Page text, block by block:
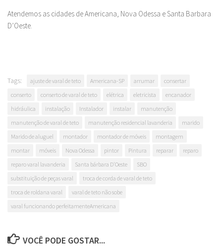
Atendemos as cidades de Americana, Nova Odessa e Santa Barbara
D’Oeste.
Tags: ajuste de varal de teto Americana-SP arrumar
consertar
conserto
conserto de varal de teto elétrica eletricista
encanador
hidráulica
instalação Instalador instalar
manutenção
manutenção de varal de teto
manutenção residencial lavanderia
marido
Marido de aluguel
montador montador de móveis
montagem
montar
móveis Nova Odessa pintor Pintura reparar
reparo
reparo varal lavanderia
Santa bárbara D'Oeste
SBO
substituição de peças varal
troca de corda de varal de teto
troca de roldana varal
varal de teto não sobe
varal funcionando perfeitamenteAmericana
VOCÊ PODE GOSTAR...